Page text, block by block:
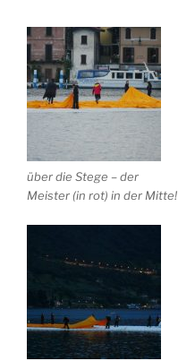
über die Stege – der
Meister (in rot) in der Mitte!